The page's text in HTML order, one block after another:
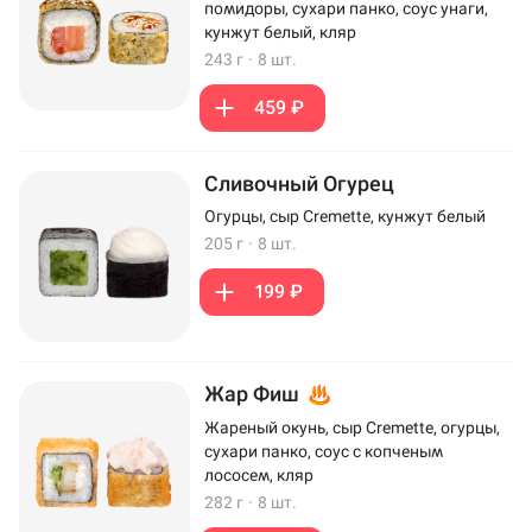
помидоры, сухари панко, соус унаги,
кунжут белый, кляр
243 г · 8 шт.
459 ₽
Сливочный Огурец
Огурцы, сыр Cremette, кунжут белый
205 г · 8 шт.
199 ₽
Жар Фиш
Жареный окунь, сыр Cremette, огурцы,
сухари панко, соус с копченым
лососем, кляр
282 г · 8 шт.